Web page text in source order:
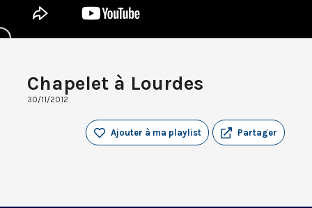
Chapelet à Lourdes
30/11/2012
Partager
Ajouter à ma playlist